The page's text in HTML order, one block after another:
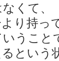
くて、
り持っ
うこと
という